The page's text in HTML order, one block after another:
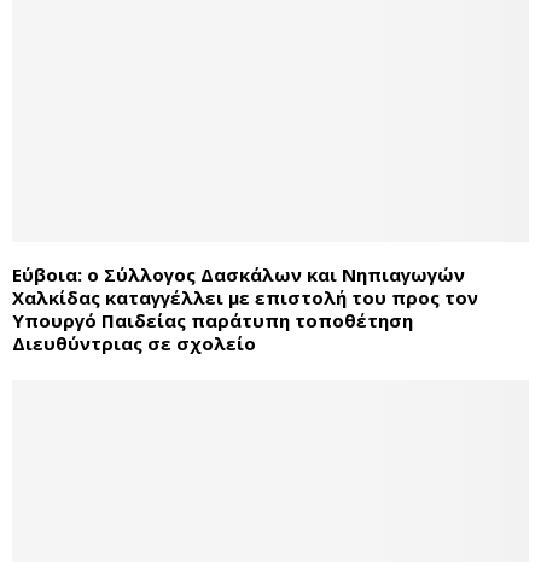
Εύβοια: ο Σύλλογος Δασκάλων και Νηπιαγωγών
Χαλκίδας καταγγέλλει με επιστολή του προς τον
Υπουργό Παιδείας παράτυπη τοποθέτηση
Διευθύντριας σε σχολείο